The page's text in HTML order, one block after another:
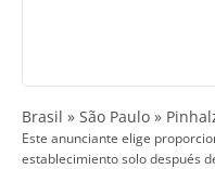
Brasil » São Paulo »
Este anunciante elige
establecimiento solo después